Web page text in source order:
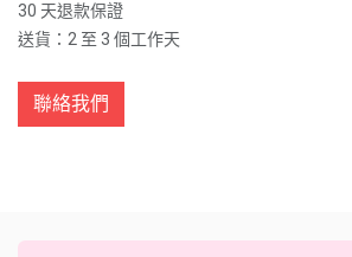
30 天退款保證
送貨：2 至 3 個工作天
聯絡我們